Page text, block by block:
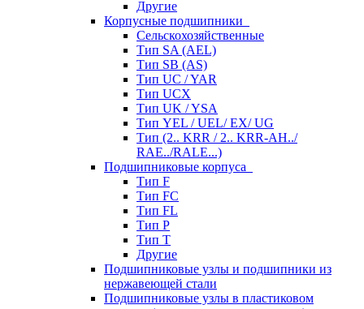
Другие
Корпусные подшипники
Сельскохозяйственные
Тип SA (AEL)
Тип SB (AS)
Тип UC / YAR
Тип UCX
Тип UK / YSA
Тип YEL / UEL/ EX/ UG
Тип (2.. KRR / 2.. KRR-AH../
RAE../RALE...)
Подшипниковые корпуса
Тип F
Тип FC
Тип FL
Тип P
Тип T
Другие
Подшипниковые узлы и подшипники из
нержавеющей стали
Подшипниковые узлы в пластиковом